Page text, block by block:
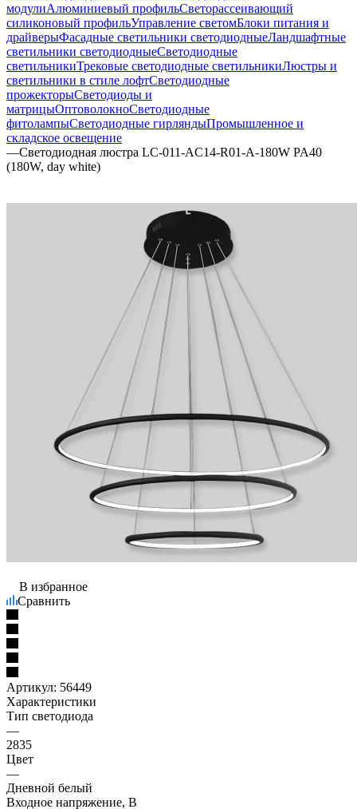
модулиАлюминиевый профильСветорассеивающий
силиконовый профильУправление светомБлоки питания и
драйверыФасадные светильники светодиодныеЛандшафтные
светильники светодиодныеСветодиодные
светильникиТрековые светодиодные светильникиЛюстры и
светильники в стиле лофтСветодиодные
прожекторыСветодиоды и
матрицыОптоволокноСветодиодные
фитолампыСветодиодные гирляндыПромышленное и
складское освещение
—Светодиодная люстра LC-011-AC14-R01-A-180W PA40
(180W, day white)
В избранное
Сравнить
Артикул: 56449
Характеристики
Тип светодиода
—
2835
Цвет
—
Дневной белый
Входное напряжение, В